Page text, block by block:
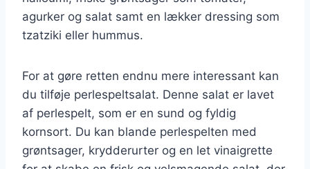
agurker og salat samt en lækker dressing som
tzatziki eller hummus.
For at gøre retten endnu mere interessant kan
du tilføje perlespeltsalat. Denne salat er lavet
af perlespelt, som er en sund og fyldig
kornsort. Du kan blande perlespelten med
grøntsager, krydderurter og en let vinaigrette